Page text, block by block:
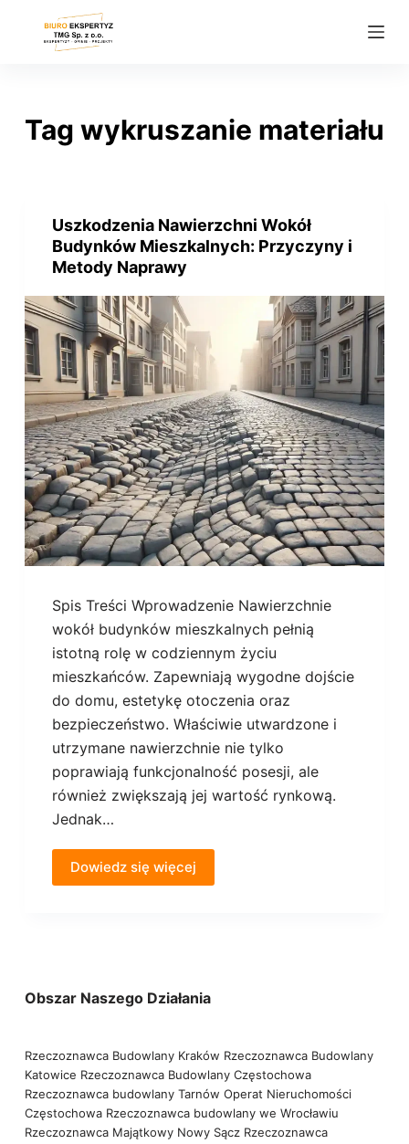
c
Tag wykruszanie materiału
Uszkodzenia Nawierzchni Wokół
Budynków Mieszkalnych: Przyczyny i
Metody Naprawy
Spis Treści Wprowadzenie Nawierzchnie
wokół budynków mieszkalnych pełnią
istotną rolę w codziennym życiu
mieszkańców. Zapewniają wygodne dojście
do domu, estetykę otoczenia oraz
bezpieczeństwo. Właściwie utwardzone i
utrzymane nawierzchnie nie tylko
poprawiają funkcjonalność posesji, ale
również zwiększają jej wartość rynkową.
Jednak…
Dowiedz się więcej
Obszar Naszego Działania
Rzeczoznawca Budowlany Kraków Rzeczoznawca Budowlany
Katowice Rzeczoznawca Budowlany Częstochowa
Rzeczoznawca budowlany Tarnów Operat Nieruchomości
Częstochowa Rzeczoznawca budowlany we Wrocławiu
Rzeczoznawca Majątkowy Nowy Sącz Rzeczoznawca